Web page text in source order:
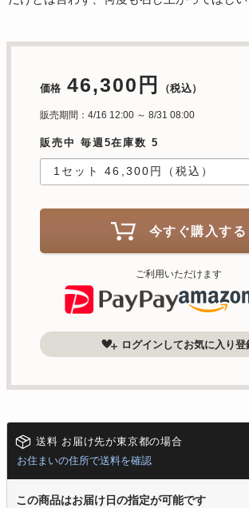
価格 46,300円 （税込）
販売期間：4/16 12:00 ～ 8/31 08:00
販売中 毎週5在庫数 5
今すぐ購入する
ご利用いただけます
ログインしてお気に入り登
送料 お届け先が東京都の場合
お住まいの住所で送料を確認
この商品はお届け日の指定が可能です